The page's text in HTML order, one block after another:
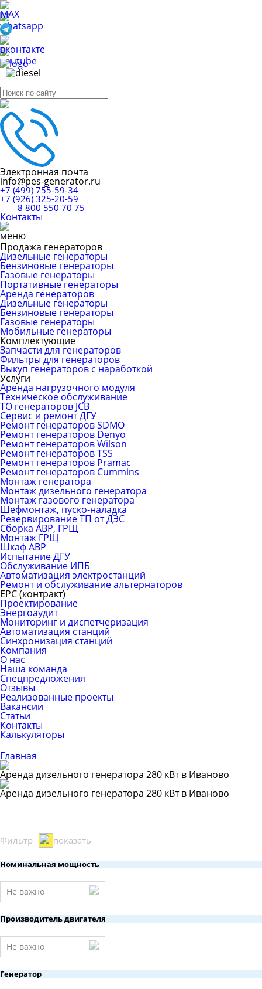
Электронная почта
info@pes-generator.ru
+7 (499) 755-59-34
+7 (926) 325-20-59
8 800 550 70 75
Контакты
Продажа генераторов
Дизельные генераторы
Бензиновые генераторы
Газовые генераторы
Портативные генераторы
Аренда генераторов
Дизельные генераторы
Бензиновые генераторы
Газовые генераторы
Мобильные генераторы
Комплектующие
Запчасти для генераторов
Фильтры для генераторов
Выкуп генераторов с наработкой
Услуги
Аренда нагрузочного модуля
Техническое обслуживание
ТО генераторов JCB
Сервис и ремонт ДГУ
Ремонт генераторов SDMO
Ремонт генераторов Denyo
Ремонт генераторов Wilson
Ремонт генераторов TSS
Ремонт генераторов Pramac
Ремонт генераторов Сummins
Монтаж генератора
Монтаж дизельного генератора
Монтаж газового генератора
Шефмонтаж, пуско-наладка
Резервирование ТП от ДЭС
Сборка АВР, ГРЩ
Монтаж ГРЩ
Шкаф АВР
Испытание ДГУ
Обслуживание ИПБ
Автоматизация электростанций
Ремонт и обслуживание альтернаторов
ЕРС (контракт)
Проектирование
Энергоаудит
Мониторинг и диспетчеризация
Автоматизация станций
Синхронизация станций
Компания
О нас
Наша команда
Спецпредложения
Отзывы
Реализованные проекты
Вакансии
Статьи
Контакты
Калькуляторы
Главная
Аренда дизельного генератора 280 кВт в Иваново
Аренда дизельного генератора 280 кВт в Иваново
Фильтр показать
Номинальная мощность
Не важно
Производитель двигателя
Не важно
Генератор